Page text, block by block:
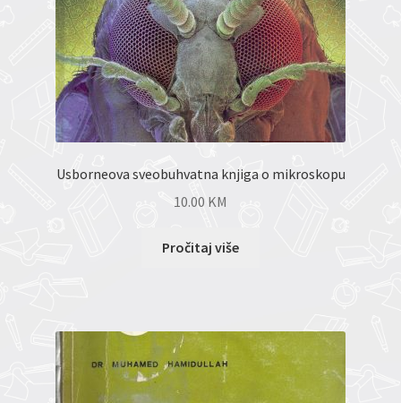
Usborneova sveobuhvatna knjiga o mikroskopu
10.00 KM
Pročitaj više